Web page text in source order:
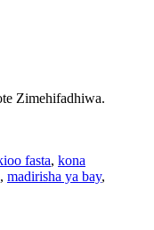
Zimehifadhiwa.
fasta, kona
, madirisha ya bay,